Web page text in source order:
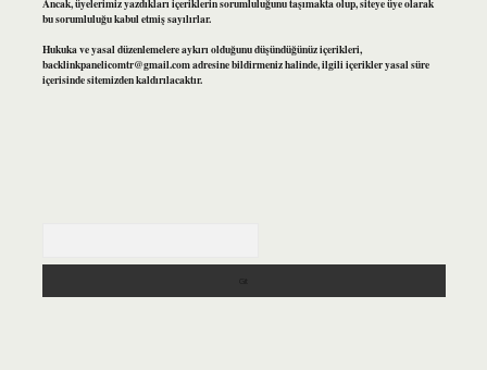
Ancak, üyelerimiz yazdıkları içeriklerin sorumluluğunu taşımakta olup, siteye üye olarak
bu sorumluluğu kabul etmiş sayılırlar.
Hukuka ve yasal düzenlemelere aykırı olduğunu düşündüğünüz içerikleri,
backlinkpanelicomtr@gmail.comadresine bildirmeniz halinde, ilgili içerikler yasal süre
içerisinde sitemizden kaldırılacaktır.